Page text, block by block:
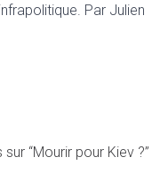
Par Julien
“Mourir pour Kiev ?”